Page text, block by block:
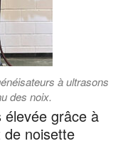
à ultrasons
des noix.
grâce à
de noisette